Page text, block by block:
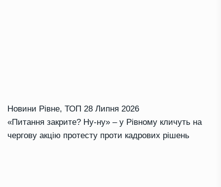
Новини Рівне, ТОП 28 Липня 2026
«Питання закрите? Ну-ну» – у Рівному кличуть на
чергову акцію протесту проти кадрових рішень